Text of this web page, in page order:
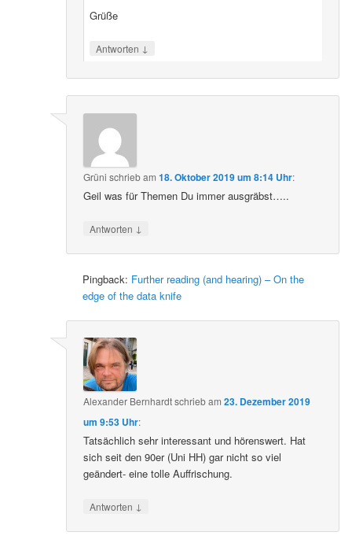
Grüße
Antworten ↓
Grüni schriebam18. Oktober 2019 um 8:14 Uhr:
Geil was für Themen Du immer ausgräbst…..
Antworten ↓
Pingback: Further reading (and hearing) – On the
edge of the data knife
Alexander Bernhardtschriebam23. Dezember 2019
um 9:53 Uhr:
Tatsächlich sehr interessant und hörenswert. Hat
sich seit den 90er (Uni HH) gar nicht so viel
geändert- eine tolle Auffrischung.
Antworten ↓